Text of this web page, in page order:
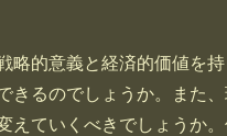
的意義と経済的価値を持
きるのでしょうか。また
えていくべきでしょうか